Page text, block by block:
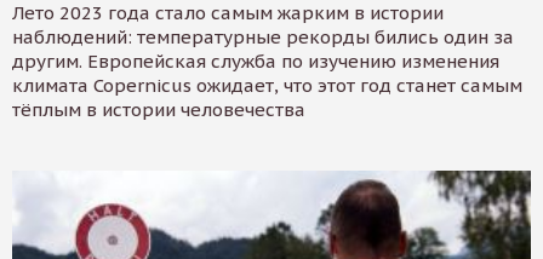
Лето 2023 года стало самым жарким в истории
наблюдений: температурные рекорды бились один за
другим. Европейская служба по изучению изменения
климата Copernicus ожидает, что этот год станет самым
тёплым в истории человечества